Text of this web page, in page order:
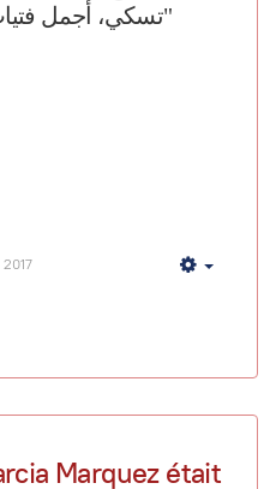
"تسكي، أجمل
Marquez était